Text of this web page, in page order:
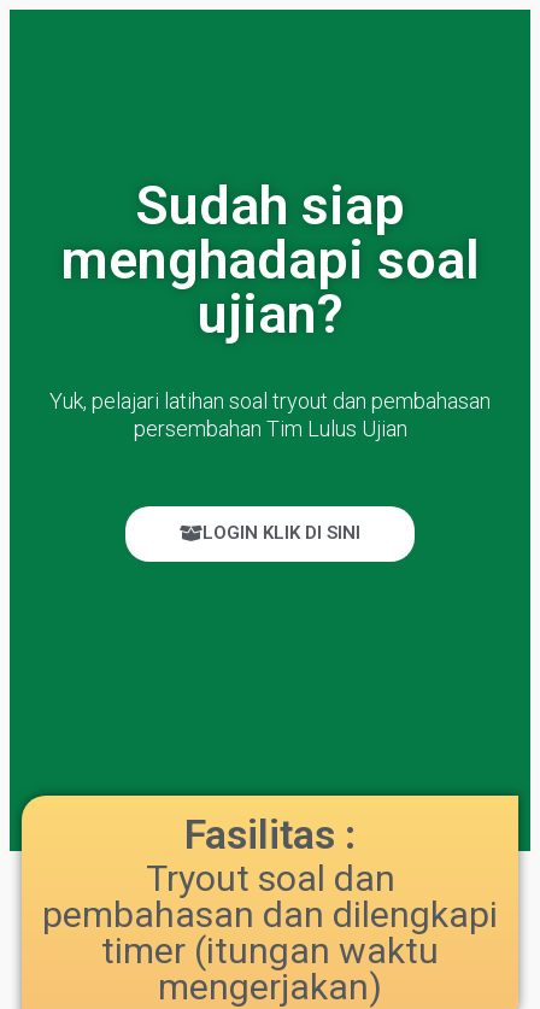
Sudah siap
menghadapi soal
ujian?
Yuk, pelajari latihan soal tryout dan pembahasan
persembahan Tim Lulus Ujian
LOGIN KLIK DI SINI
Fasilitas :
Tryout soal dan
pembahasan dan dilengkapi
timer (itungan waktu
mengerjakan)